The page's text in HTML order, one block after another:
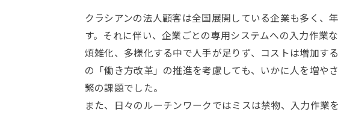
クラシアンの法人顧客は全国展開している企業も多く、
す。それに伴い、企業ごとの専用システムへの入力作業
煩雑化、多様化する中で人手が足りず、コストは増加す
の「働き方改革」の推進を考慮しても、いかに人を増や
緊の課題でした。
また、日々のルーチンワークではミスは禁物、入力作業